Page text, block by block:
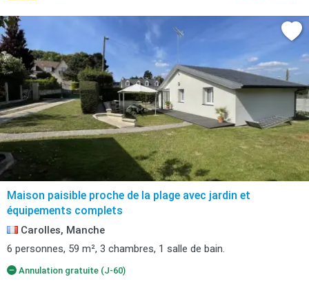
Maison paisible proche de la plage avec jardin et
équipements complets
Carolles, Manche
6 personnes, 59 m², 3 chambres, 1 salle de bain.
Annulation gratuite (J-60)